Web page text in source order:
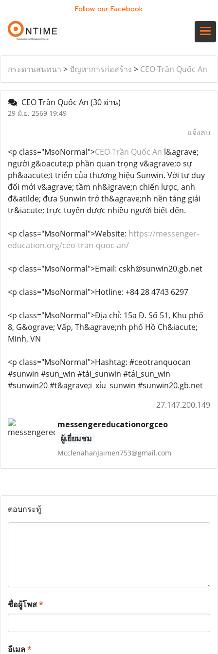
Follow our Facebook
กระดานสนทนา > ปัญหาการก่อสร้าง > CEO Trần Quốc An
CEO Trần Quốc An (30 อ่าน)
29 มิ.ย. 2569 19:49
แจ้งลบ
<p class="MsoNormal">CEO Trần Quốc An l&agrave;
người g&oacute;p phần quan trọng v&agrave;o sự
ph&aacute;t triển của thương hiệu Sunwin. Với tư duy
đổi mới v&agrave; tầm nh&igrave;n chiến lược, anh
đ&atilde; đưa Sunwin trở th&agrave;nh nền tảng giải
tr&iacute; trực tuyến được nhiều người biết đến.
<p class="MsoNormal">Website: https://messenger-
education.org/ceo-tran-quoc-an/
<p class="MsoNormal">Email: cskh@sunwin20.gb.net
<p class="MsoNormal">Hotline: +84 28 4743 6297
<p class="MsoNormal">Địa chỉ: 15a Đ. Số 51, Khu phố
8, G&ograve; Vấp, Th&agrave;nh phố Hồ Ch&iacute;
Minh, VN
<p class="MsoNormal">Hashtag: #ceotranquocan
#sunwin #sun_win #tải_sunwin #tải_sun_win
#sunwin20 #t&agrave;i_xỉu_sunwin #sunwin20.gb.net
27.147.200.149
messengereducationorgceo
ผู้เยี่ยมชม
McclenahanJaimen753@gmail.com
ตอบกระทู้
ชื่อผู้โพส*
อีเมล*